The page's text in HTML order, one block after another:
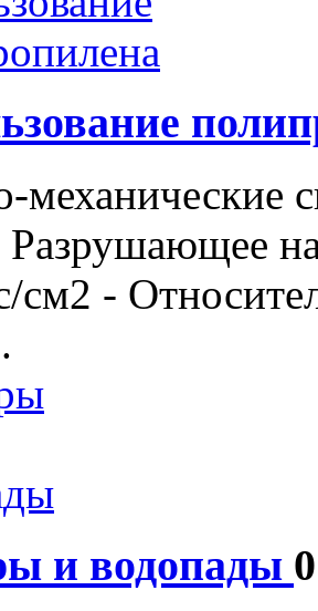
механические
Разрушающее
см2 -
и водопады